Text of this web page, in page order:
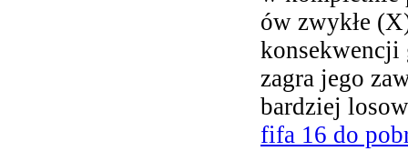
ów zwykłe
konsekwencji
zagra jego
bardziej
fifa 16 do